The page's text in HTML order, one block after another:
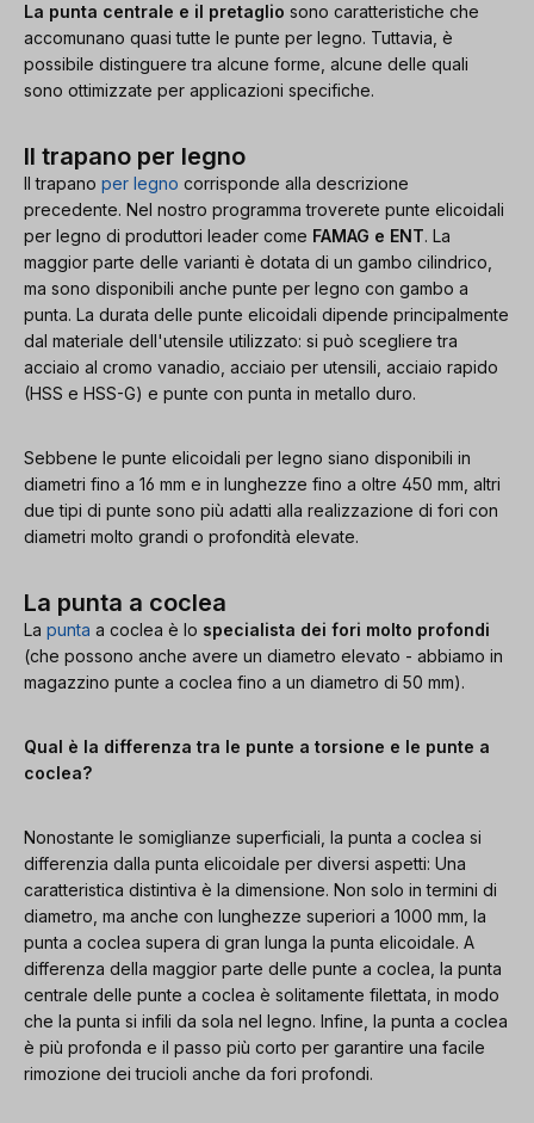
La punta centrale e il pretaglio sono caratteristiche che
accomunano quasi tutte le punte per legno. Tuttavia, è
possibile distinguere tra alcune forme, alcune delle quali
sono ottimizzate per applicazioni specifiche.
Il trapano per legno
Il trapano per legno corrisponde alla descrizione
precedente. Nel nostro programma troverete punte elicoidali
per legno di produttori leader come FAMAG e ENT. La
maggior parte delle varianti è dotata di un gambo cilindrico,
ma sono disponibili anche punte per legno con gambo a
punta. La durata delle punte elicoidali dipende principalmente
dal materiale dell'utensile utilizzato: si può scegliere tra
acciaio al cromo vanadio, acciaio per utensili, acciaio rapido
(HSS e HSS-G) e punte con punta in metallo duro.
Sebbene le punte elicoidali per legno siano disponibili in
diametri fino a 16 mm e in lunghezze fino a oltre 450 mm, altri
due tipi di punte sono più adatti alla realizzazione di fori con
diametri molto grandi o profondità elevate.
La punta a coclea
La punta a coclea è lo specialista dei fori molto profondi
(che possono anche avere un diametro elevato - abbiamo in
magazzino punte a coclea fino a un diametro di 50 mm).
Qual è la differenza tra le punte a torsione e le punte a
coclea?
Nonostante le somiglianze superficiali, la punta a coclea si
differenzia dalla punta elicoidale per diversi aspetti: Una
caratteristica distintiva è la dimensione. Non solo in termini di
diametro, ma anche con lunghezze superiori a 1000 mm, la
punta a coclea supera di gran lunga la punta elicoidale. A
differenza della maggior parte delle punte a coclea, la punta
centrale delle punte a coclea è solitamente filettata, in modo
che la punta si infili da sola nel legno. Infine, la punta a coclea
è più profonda e il passo più corto per garantire una facile
rimozione dei trucioli anche da fori profondi.